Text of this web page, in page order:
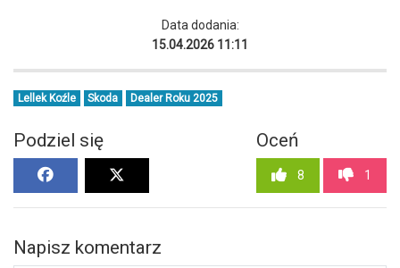
Data dodania:
15.04.2026 11:11
Lellek Koźle Skoda Dealer Roku 2025
Podziel się Oceń
8 1
Napisz komentarz